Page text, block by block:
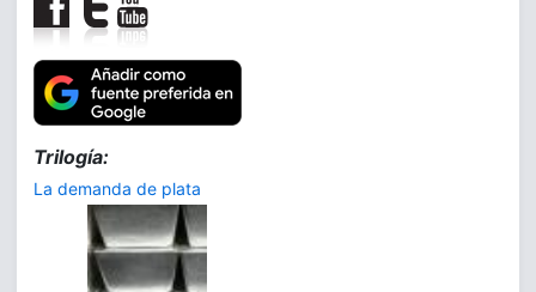
Trilogía:
La demanda de plata